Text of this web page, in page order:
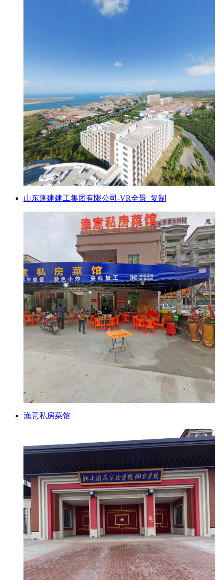
山东蓬建建工集团有限公司-VR全景_复制
渔意私房菜馆